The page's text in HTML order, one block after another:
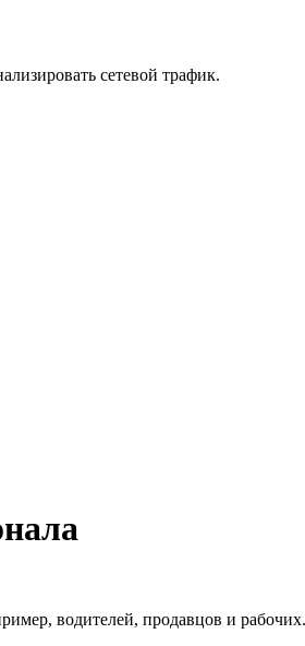
сетевой трафик.
водителей, продавцов и рабочих.